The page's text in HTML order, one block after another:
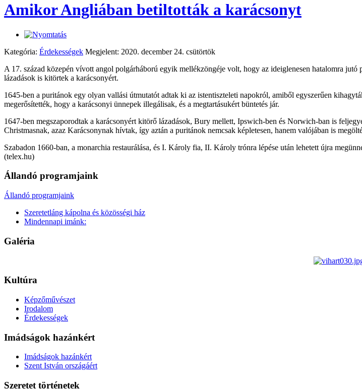
Amikor Angliában betiltották a karácsonyt
Kategória: Érdekességek Megjelent: 2020. december 24. csütörtök
A 17. század közepén vívott angol polgárháború egyik mellékzöngéje volt, hogy az ideiglenesen hatalomra
lázadások is kitörtek a karácsonyért.
1645-ben a puritánok egy olyan vallási útmutatót adtak ki az istentiszteleti napokról, amiből egyszerűen
megerősítették, hogy a karácsonyi ünnepek illegálisak, és a megtartásukért büntetés jár.
1647-ben megszaporodtak a karácsonyért kitörő lázadások, Bury mellett, Ipswich-ben és Norwich-ban is
Christmasnak, azaz Karácsonynak hívtak, így aztán a puritánok nemcsak képletesen, hanem valójában is
Szabadon 1660-ban, a monarchia restaurálása, és I. Károly fia, II. Károly trónra lépése után lehetett újra
(telex.hu)
Állandó programjaink
Állandó programjaink
Szeretetláng kápolna és közösségi ház
Mindennapi imánk:
Galéria
Kultúra
Képzőművészet
Irodalom
Érdekességek
Imádságok hazánkért
Imádságok hazánkért
Szent István országáért
Szeretet történetek